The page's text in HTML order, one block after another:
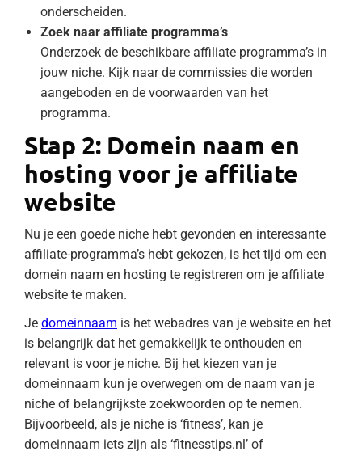
onderscheiden.
Zoek naar affiliate programma’s
Onderzoek de beschikbare affiliate programma’s in
jouw niche. Kijk naar de commissies die worden
aangeboden en de voorwaarden van het
programma.
Stap 2: Domein naam en
hosting voor je affiliate
website
Nu je een goede niche hebt gevonden en interessante
affiliate-programma’s hebt gekozen, is het tijd om een
domein naam en hosting te registreren om je affiliate
website te maken.
Je domeinnaam is het webadres van je website en het
is belangrijk dat het gemakkelijk te onthouden en
relevant is voor je niche. Bij het kiezen van je
domeinnaam kun je overwegen om de naam van je
niche of belangrijkste zoekwoorden op te nemen.
Bijvoorbeeld, als je niche is ‘fitness’, kan je
domeinnaam iets zijn als ‘fitnesstips.nl’ of